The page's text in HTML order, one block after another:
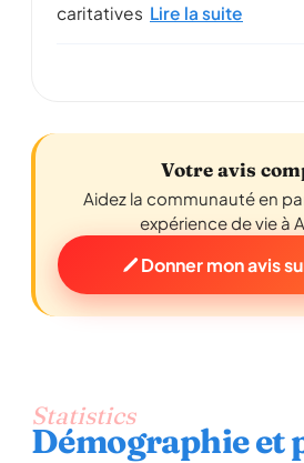
caritatives Lire la suite
Votre avis
Aidez la communauté en
expérience de vie à
Donner mon avis
Statistics
Démographie et